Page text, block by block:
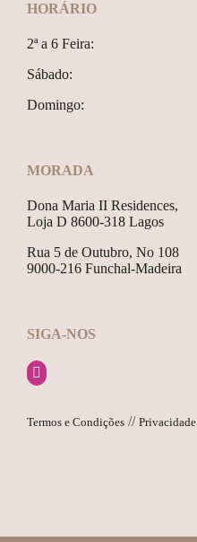
HORÁRIO
2ª a 6 Feira:
Sábado:
Domingo:
MORADA
Dona Maria II Residences,
Loja D 8600-318 Lagos
Rua 5 de Outubro, No 108
9000-216 Funchal-Madeira
SIGA-NOS
Termos e Condições // Privacidade